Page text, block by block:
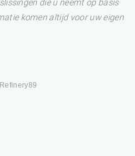
die u neemt op basis
komen altijd voor uw eigen